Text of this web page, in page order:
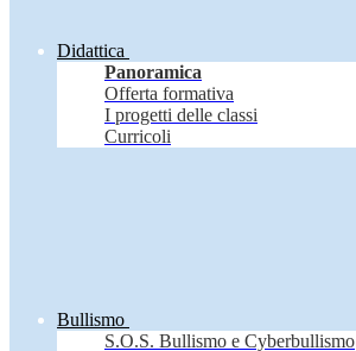
Didattica
Panoramica
Offerta formativa
I progetti delle classi
Curricoli
Bullismo
S.O.S. Bullismo e Cyberbullismo